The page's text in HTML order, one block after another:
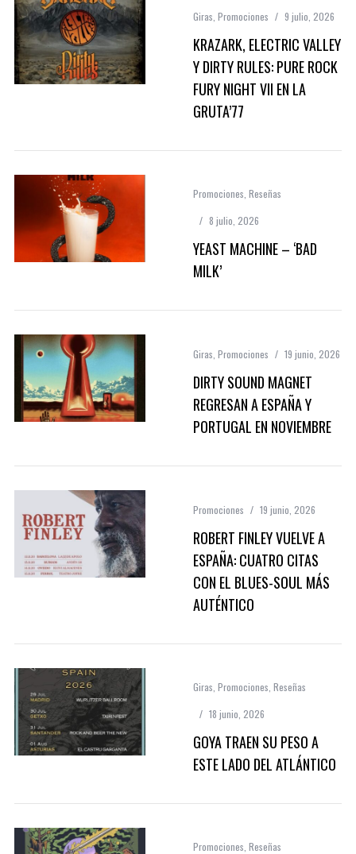
Giras Promociones 9 julio, 2026
KRAZARK, ELECTRIC VALLEY
Y DIRTY RULES: PURE ROCK
FURY NIGHT VII EN LA
GRUTA’77
Promociones Reseñas
8 julio, 2026
YEAST MACHINE – ‘BAD
MILK’
Giras Promociones 19 junio, 2026
DIRTY SOUND MAGNET
REGRESAN A ESPAÑA Y
PORTUGAL EN NOVIEMBRE
Promociones 19 junio, 2026
ROBERT FINLEY VUELVE A
ESPAÑA: CUATRO CITAS
CON EL BLUES-SOUL MÁS
AUTÉNTICO
Giras Promociones Reseñas
18 junio, 2026
GOYA TRAEN SU PESO A
ESTE LADO DEL ATLÁNTICO
Promociones Reseñas